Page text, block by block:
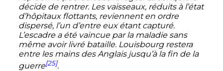
décide de rentrer. Les vaisseaux, réduits à l’état
d’hôpitaux flottants, reviennent en ordre
dispersé, l’un d’entre eux étant capturé.
L’escadre a été vaincue par la maladie sans
même avoir livré bataille. Louisbourg restera
entre les mains des Anglais jusqu’à la fin de la
guerre[25].